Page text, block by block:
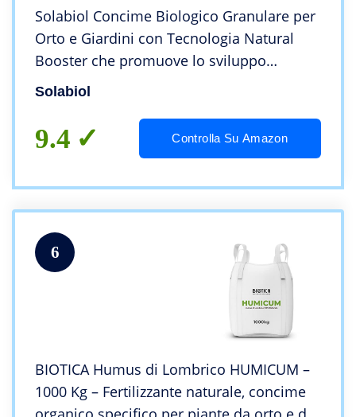
Solabiol Concime Biologico Granulare per
Orto e Giardini con Tecnologia Natural
Booster che promuove lo sviluppo
radicale per avere fino al 50% di raccolto
Solabiol
9.4 Controlla Su Amazon
6
BIOTICA Humus di Lombrico HUMICUM –
1000 Kg – Fertilizzante naturale, concime